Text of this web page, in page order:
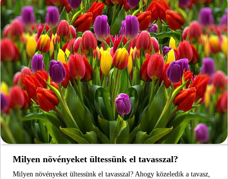
Milyen növényeket ültessünk el tavasszal?
Milyen növényeket ültessünk el tavasszal? Ahogy közeledik a tavasz,